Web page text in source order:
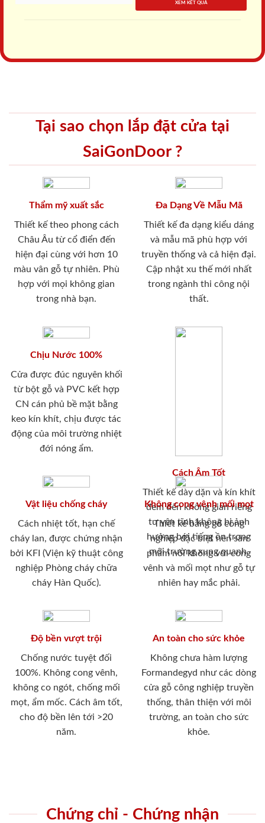
XEM KẾT QUẢ
Tại sao chọn lắp đặt cửa tại
SaiGonDoor ?
Thẩm mỹ xuất sắc
Thiết kế theo phong cách
Châu Âu từ cổ điển đến
hiện đại cùng với hơn 10
màu vân gỗ tự nhiên. Phù
hợp với mọi không gian
trong nhà bạn.
Đa Dạng Về Mẫu Mã
Thiết kế đa dạng kiểu dáng
và mẫu mã phù hợp với
truyền thống và cả hiện đại.
Cập nhật xu thế mới nhất
trong ngành thi công nội
thất.
Chịu Nước 100%
Cửa được đúc nguyên khối
từ bột gỗ và PVC kết hợp
CN cán phủ bề mặt bằng
keo kín khít, chịu được tác
động của môi trường nhiệt
đới nóng ẩm.
Cách Âm Tốt
Thiết kế dày dặn và kín khít
đem đến không gian riêng
tư yên tĩnh không bị ảnh
hưởng bới tiếng ồn trong
môi trường xung quanh.
Vật liệu chống cháy
Cách nhiệt tốt, hạn chế
cháy lan, được chứng nhận
bởi KFI (Viện kỹ thuật công
nghiệp Phòng cháy chữa
cháy Hàn Quốc).
Không cong vênh mối mọt
Thiết kế bằng gỗ công
nghiệp đặc biệt nên sản
phẩm nói không với cong
vênh và mối mọt như gỗ tự
nhiên hay mắc phải.
Độ bền vượt trội
Chống nước tuyệt đối
100%. Không cong vênh,
không co ngót, chống mối
mọt, ẩm mốc. Cách âm tốt,
cho độ bền lên tới >20
năm.
An toàn cho sức khỏe
Không chưa hàm lượng
Formandegyd như các dòng
cửa gỗ công nghiệp truyền
thống, thân thiện với môi
trường, an toàn cho sức
khỏe.
Chứng chỉ - Chứng nhận